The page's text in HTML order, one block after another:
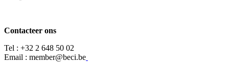
Contacteer ons
Tel : +32 2 648 50 02​
​​Email : member@beci.be